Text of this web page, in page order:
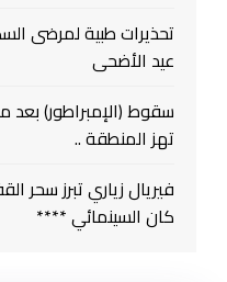
تحذيرات طبية لمرضى
عيد الأضحى
تهز المنطقة ..
فيريال زياري تبرز سحر
كان السينمائي ****